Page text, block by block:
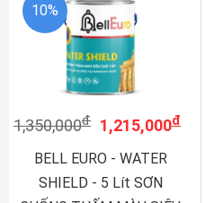
10%
1,350,000đ 1,215,000đ
BELL EURO - WATER
SHIELD - 5 Lít SƠN